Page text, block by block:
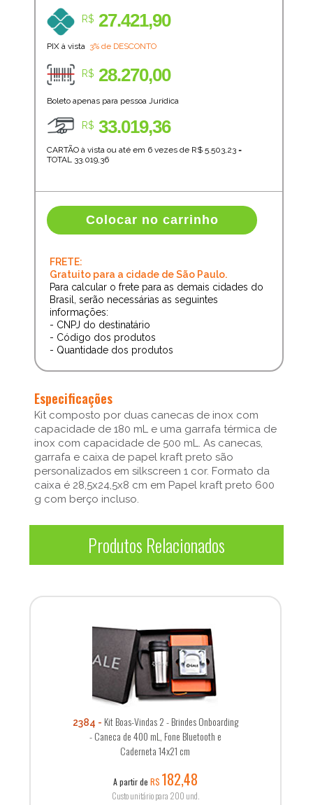
R$ 27.421,90
PIX à vista 3% de DESCONTO
R$ 28.270,00
Boleto apenas para pessoa Jurídica
R$ 33.019,36
CARTÃO à vista ou até em 6 vezes de R$ 5.503,23=
TOTAL 33.019,36
Colocar no carrinho
FRETE:
Gratuito para a cidade de São Paulo.
Para calcular o frete para as demais cidades do
Brasil, serão necessárias as seguintes
informações:
- CNPJ do destinatário
- Código dos produtos
- Quantidade dos produtos
Especificações
Kit composto por duas canecas de inox com
capacidade de 180 mL e uma garrafa térmica de
inox com capacidade de 500 mL. As canecas,
garrafa e caixa de papel kraft preto são
personalizados em silkscreen 1 cor. Formato da
caixa é 28,5x24,5x8 cm em Papel kraft preto 600
g com berço incluso.
Produtos Relacionados
2384
Kit Boas-Vindas 2 - Brindes Onboarding
- Caneca de 400 mL, Fone Bluetooth e
Caderneta 14x21 cm
A partir de R$ 182,48
Custo unitário para 200 und.